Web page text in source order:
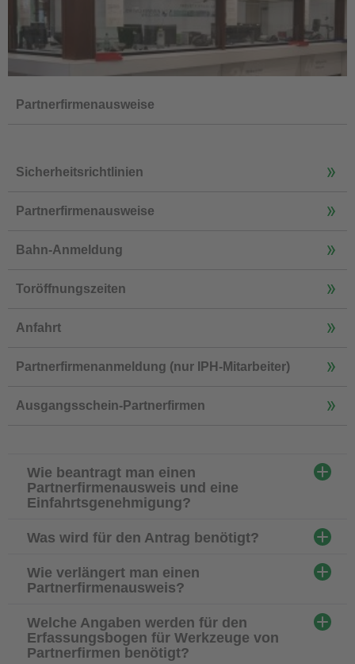
Partnerfirmenausweise
Sicherheitsrichtlinien
Partnerfirmenausweise
Bahn-Anmeldung
Toröffnungszeiten
Anfahrt
Partnerfirmenanmeldung (nur IPH-Mitarbeiter)
Ausgangsschein-Partnerfirmen
Wie beantragt man einen
Partnerfirmenausweis und eine
Einfahrtsgenehmigung?
Was wird für den Antrag benötigt?
Wie verlängert man einen
Partnerfirmenausweis?
Welche Angaben werden für den
Erfassungsbogen für Werkzeuge von
Partnerfirmen benötigt?